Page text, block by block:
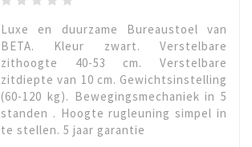
Luxe en duurzame Bureaustoel van
BETA. Kleur zwart. Verstelbare
zithoogte 40-53 cm. Verstelbare
zitdiepte van 10 cm. Gewichtsinstelling
(60-120 kg). Bewegingsmechaniek in 5
standen . Hoogte rugleuning simpel in
te stellen. 5 jaar garantie